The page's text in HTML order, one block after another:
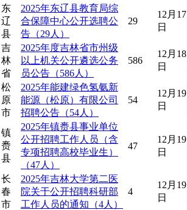
东
辽
县
2025年东辽县教育局综
合保障中心公开选聘公
告（29人）
29
12月17
日
吉
林
省
2025年度吉林省市州级
以上机关公开遴选公务
员公告（586人）
586
12月18
日
松
原
市
2025年能建绿色氢氨新
能源（松原）有限公司
招聘公告（54人）
54
12月19
日
镇
赉
县
2025年镇赉县事业单位
公开招聘工作人员（含
专项招聘高校毕业生）
（47人）
47
12月19
日
长
春
市
2025年吉林大学第二医
院关于公开招聘科研部
工作人员的通知（4人）
4
12月19
日